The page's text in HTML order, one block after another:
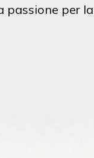
passione per